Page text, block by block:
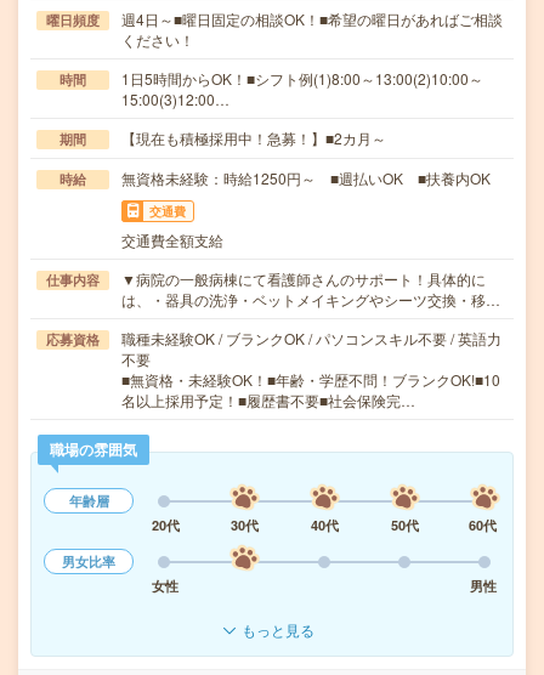
曜日頻度
週4日～■曜日固定の相談OK！■希望の曜日があればご相談
ください！
時間
1日5時間からOK！■シフト例(1)8:00～13:00(2)10:00～
15:00(3)12:00…
期間 【現在も積極採用中！急募！】■2カ月～
時給 無資格未経験：時給1250円～ ■週払いOK ■扶養内OK
交通費
交通費全額支給
仕事内容
▼病院の一般病棟にて看護師さんのサポート！具体的に
は、・器具の洗浄・ベットメイキングやシーツ交換・移…
応募資格
職種未経験OK / ブランクOK / パソコンスキル不要 / 英語力
不要
■無資格・未経験OK！■年齢・学歴不問！ブランクOK!■10
名以上採用予定！■履歴書不要■社会保険完…
職場の雰囲気
年齢層
20代
30代 40代 50代
60代
男女比率
女性
男性
もっと見る